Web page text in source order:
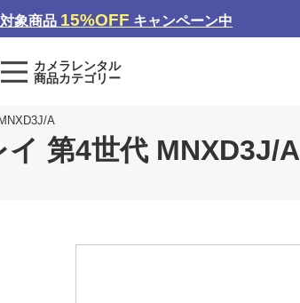
象商品 15%OFF キャンペーン中
カメラレンタル
商品カテゴリー
A
第4世代 MNXD3J/A